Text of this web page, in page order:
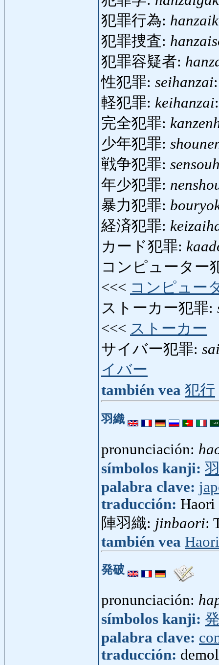
犯罪行為:
犯罪捜査:
犯罪容疑者:
性犯罪: seihanzai
軽犯罪: keihanzai
完全犯罪:
少年犯罪:
戦争犯罪:
年少犯罪:
暴力犯罪:
経済犯罪:
カード犯罪:
コンピューター
<<< コンピュー
ストーカー犯罪:
<<< ストーカー
サイバー犯罪:
イバー
también vea 犯行
羽織
pronunciación:
símbolos kanji:
palabra clave:
traducción: Haori
陣羽織: jinbaori:
también vea Haori
発破
pronunciación:
símbolos kanji:
palabra clave:
traducción: